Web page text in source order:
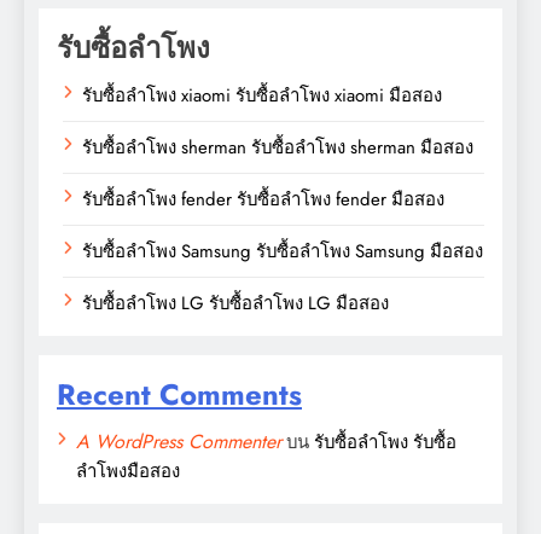
รับซื้อลำโพง
รับซื้อลำโพง xiaomi รับซื้อลำโพง xiaomi มือสอง
รับซื้อลำโพง sherman รับซื้อลำโพง sherman มือสอง
รับซื้อลำโพง fender รับซื้อลำโพง fender มือสอง
รับซื้อลำโพง Samsung รับซื้อลำโพง Samsung มือสอง
รับซื้อลำโพง LG รับซื้อลำโพง LG มือสอง
Recent Comments
A WordPress Commenterบน รับซื้อลำโพง รับซื้อ
ลำโพงมือสอง